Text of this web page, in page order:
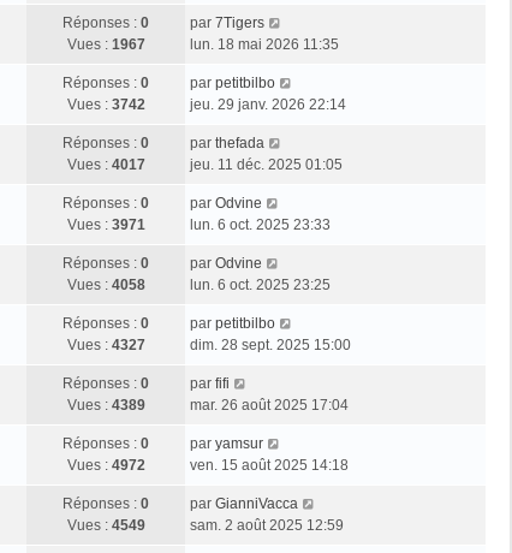
Réponses : 0
Vues : 1967
par 7Tigers
lun. 18 mai 2026 11:35
Réponses : 0
Vues : 3742
par petitbilbo
jeu. 29 janv. 2026 22:14
Réponses : 0
Vues : 4017
par thefada
jeu. 11 déc. 2025 01:05
Réponses : 0
Vues : 3971
par Odvine
lun. 6 oct. 2025 23:33
Réponses : 0
Vues : 4058
par Odvine
lun. 6 oct. 2025 23:25
Réponses : 0
Vues : 4327
par petitbilbo
dim. 28 sept. 2025 15:00
Réponses : 0
Vues : 4389
par fifi
mar. 26 août 2025 17:04
Réponses : 0
Vues : 4972
par yamsur
ven. 15 août 2025 14:18
Réponses : 0
Vues : 4549
par GianniVacca
sam. 2 août 2025 12:59